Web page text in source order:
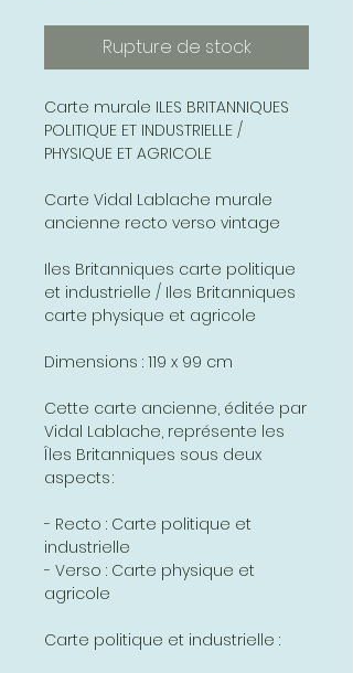
Rupture de stock
Carte murale ILES BRITANNIQUES
POLITIQUE ET INDUSTRIELLE /
PHYSIQUE ET AGRICOLE
Carte Vidal Lablache murale
ancienne recto verso vintage
Iles Britanniques carte politique
et industrielle / Iles Britanniques
carte physique et agricole
Dimensions : 119 x 99 cm
Cette carte ancienne, éditée par
Vidal Lablache, représente les
Îles Britanniques sous deux
aspects :
- Recto : Carte politique et
industrielle
- Verso : Carte physique et
agricole
Carte politique et industrielle :